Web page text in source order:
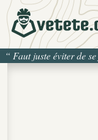
“ Faut juste éviter de